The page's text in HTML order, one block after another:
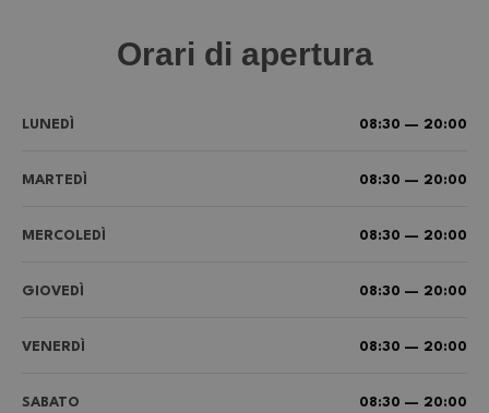
Orari di apertura
LUNEDÌ 08:30 — 20:00
MARTEDÌ 08:30 — 20:00
MERCOLEDÌ 08:30 — 20:00
GIOVEDÌ 08:30 — 20:00
VENERDÌ 08:30 — 20:00
SABATO 08:30 — 20:00